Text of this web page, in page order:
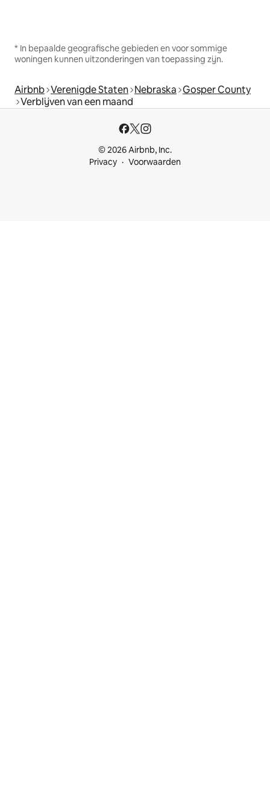
* In bepaalde geografische gebieden en voor sommige
woningen kunnen uitzonderingen van toepassing zijn.
Airbnb Verenigde Staten Nebraska Gosper County
Verblijven van een maand
© 2026 Airbnb, Inc.
Privacy
Voorwaarden